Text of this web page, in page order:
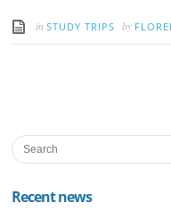
inSTUDY TRIPS by
Recent news